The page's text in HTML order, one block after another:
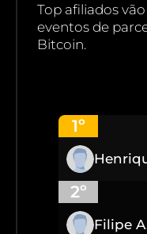
Top afiliados
eventos de
Bitcoin.
1º
2º
Filipe